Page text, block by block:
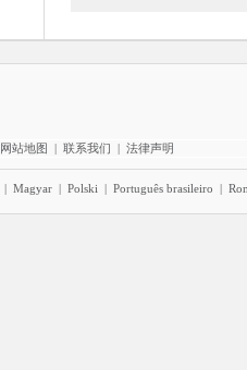
网站地图 | 联系我们 | 法律声明
| Magyar | Polski | Português brasileiro |